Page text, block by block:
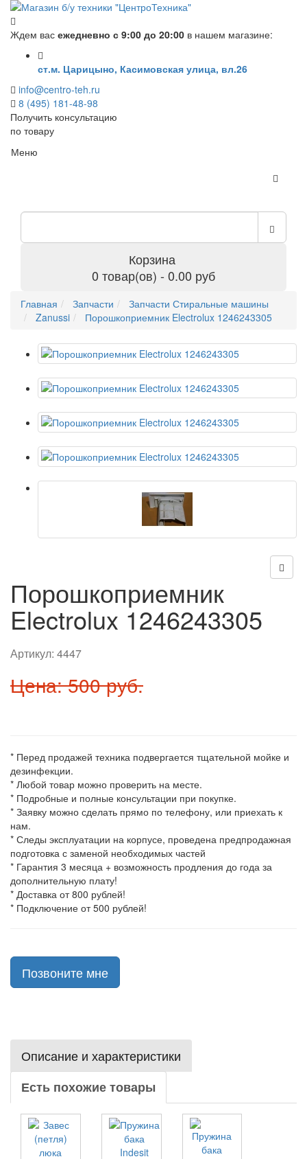
Ждем вас ежедневно с 9:00 до 20:00 в нашем магазине:
ст.м. Царицыно, Касимовская улица, вл.26
info@centro-teh.ru
8 (495) 181-48-98
Получить консультацию
по товару
Меню
Корзина
0 товар(ов) - 0.00 руб
Главная Запчасти
Запчасти Стиральные машины
Zanussi
Порошкоприемник Electrolux 1246243305
Порошкоприемник
Electrolux 1246243305
Артикул: 4447
Цена: 500 руб.
* Перед продажей техника подвергается тщательной мойке и
дезинфекции.
* Любой товар можно проверить на месте.
* Подробные и полные консультации при покупке.
* Заявку можно сделать прямо по телефону, или приехать к
нам.
* Следы эксплуатации на корпусе, проведена предпродажная
подготовка с заменой необходимых частей
* Гарантия 3 месяца + возможность продления до года за
дополнительную плату!
* Доставка от 800 рублей!
* Подключение от 500 рублей!
Позвоните мне
Описание и характеристики
Есть похожие товары